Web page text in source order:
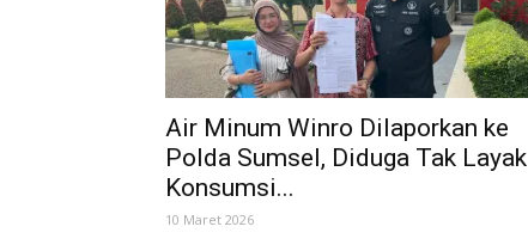
Air Minum Winro Dilaporkan ke
Polda Sumsel, Diduga Tak Layak
Konsumsi...
10 Maret 2026